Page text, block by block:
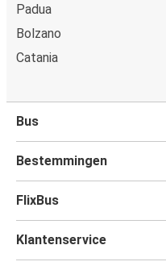
Padua
Bolzano
Catania
Bus
Bestemmingen
FlixBus
Klantenservice